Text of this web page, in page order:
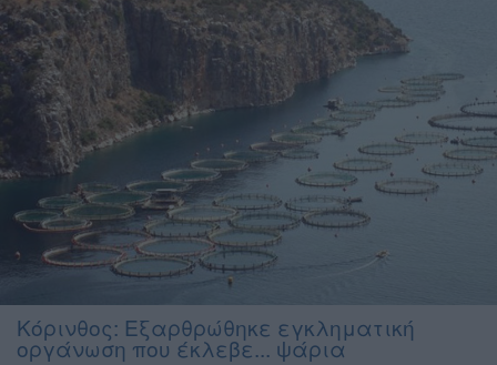
Κόρινθος: Εξαρθρώθηκε εγκληματική
οργάνωση που έκλεβε... ψάρια